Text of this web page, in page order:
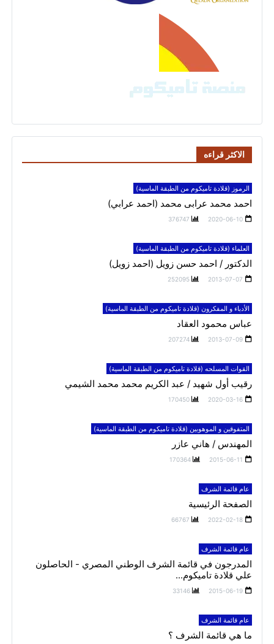
الاكثر قراءه
الرموز (قلادة تاميكوم من الطبقة الماسية)
احمد محمد عرابى محمد (احمد عرابي)
2020-06-10
376747
العلماء (قلادة تاميكوم من الطبقة الماسية)
الدكتور / احمد حسن زويل (احمد زويل)
2013-07-07
252095
الأدباء و المفكرون (قلادة تاميكوم من الطبقة الماسية)
عباس محمود العقاد
2013-07-09
207274
القوات المسلحه (قلادة تاميكوم من الطبقة الماسية)
رقيب أول شهيد / عبد الكريم محمد محمد الشيمي
2020-03-16
170450
المتفوقين و الموهوبين (قلادة تاميكوم من الطبقة الماسية)
المهندس / هاني عازر
2015-06-11
170364
عام قائمة الشرف
الصفحة الرئيسية
2022-02-18
66767
عام قائمة الشرف
المدرجون في قائمة الشرف الوطني المصري - الحاصلون
علي قلادة تاميكوم...
2015-06-19
33146
عام قائمة الشرف
ما هي قائمة الشرف ؟